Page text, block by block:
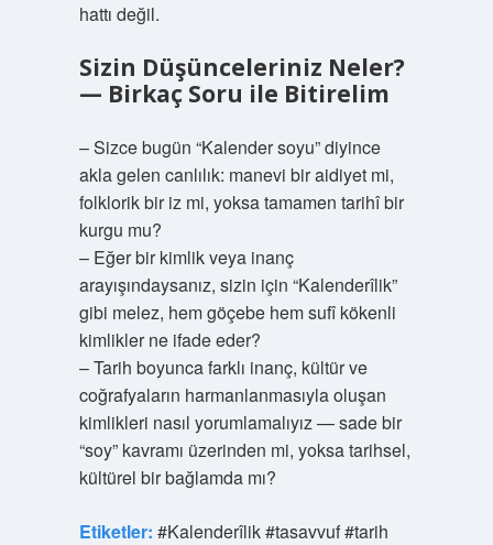
hattı değil.
Sizin Düşünceleriniz Neler?
— Birkaç Soru ile Bitirelim
– Sizce bugün “Kalender soyu” diyince
akla gelen canlılık: manevi bir aidiyet mi,
folklorik bir iz mi, yoksa tamamen tarihî bir
kurgu mu?
– Eğer bir kimlik veya inanç
arayışındaysanız, sizin için “Kalenderîlik”
gibi melez, hem göçebe hem sufî kökenli
kimlikler ne ifade eder?
– Tarih boyunca farklı inanç, kültür ve
coğrafyaların harmanlanmasıyla oluşan
kimlikleri nasıl yorumlamalıyız — sade bir
“soy” kavramı üzerinden mi, yoksa tarihsel,
kültürel bir bağlamda mı?
Etiketler: #Kalenderîlik #tasavvuf #tarih